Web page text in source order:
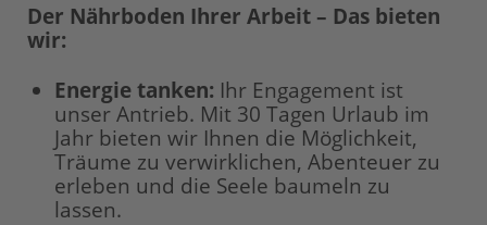
Der Nährboden Ihrer Arbeit – Das bieten
wir:
Energie tanken: Ihr Engagement ist
unser Antrieb. Mit 30 Tagen Urlaub im
Jahr bieten wir Ihnen die Möglichkeit,
Träume zu verwirklichen, Abenteuer zu
erleben und die Seele baumeln zu
lassen.